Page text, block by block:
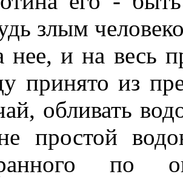
злым
нее, и на весь
принято из
обливать
простой
по